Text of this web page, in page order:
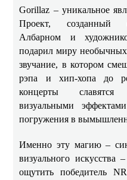
Gorillaz – уникальное
Проект, созданный
Албарном и
подарил миру
звучание, в котором
рэпа и хип-хопа до
концерты
визуальными
погружения в
Именно эту магию –
визуального искусства
ощутить победитель